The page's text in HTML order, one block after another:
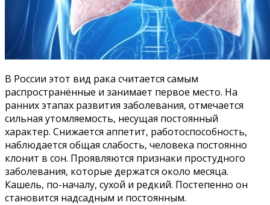
В России этот вид рака считается самым
распространённые и занимает первое место. На
ранних этапах развития заболевания, отмечается
сильная утомляемость, несущая постоянный
характер. Снижается аппетит, работоспособность,
наблюдается общая слабость, человека постоянно
клонит в сон. Проявляются признаки простудного
заболевания, которые держатся около месяца.
Кашель, по-началу, сухой и редкий. Постепенно он
становится надсадным и постоянным.